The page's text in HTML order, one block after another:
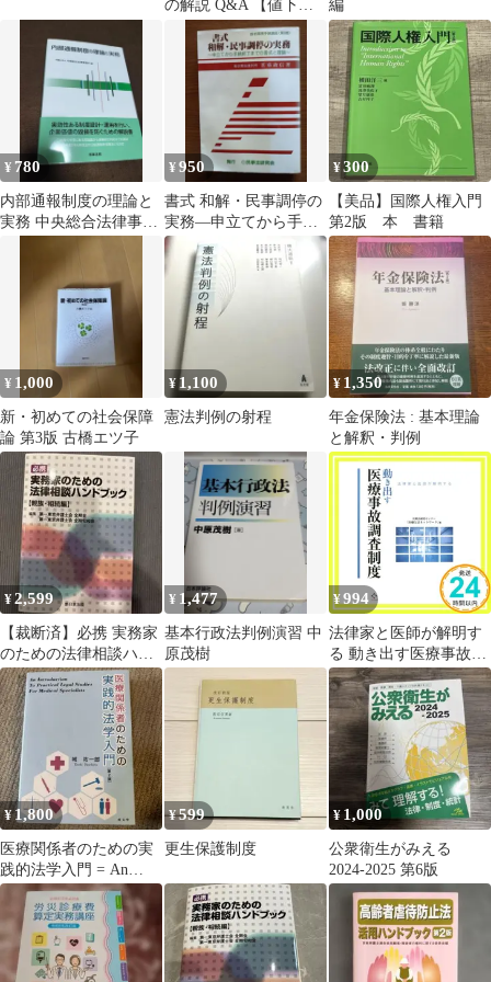
の解説 Q&A 【値下げ
編
¥ 780
内部通報制度の理論と
実務 中央総合法律事務
¥950
書式 和解・民事調停の
実務―申立てから手続
終了までの書式と理論
¥300
【美品】国際人権入門
第2版 本 書籍
¥ 1,000
新・初めての社会保障
論 第3版 古橋エツ子
¥ 1,100
憲法判例の射程
¥ 1,350
年金保険法 : 基本理論
と解釈・判例
¥2,599
【裁断済】必携 実務家
のための法律相談ハン
ドブック【親族・相続
編】
¥ 1,477
基本行政法判例演習 中
原茂樹
¥994
法律家と医師が解明す
る 動き出す医療事故調
査制度 [単行本（ソフ
トカバー）] 比較法研
究センター「医療と法
ネットワーク」_02
¥ 1,800
医療関係者のための実
践的法学入門 = An
Introduction To P…
¥599
更生保護制度
¥ 1,000
公衆衛生がみえる
2024-2025 第6版